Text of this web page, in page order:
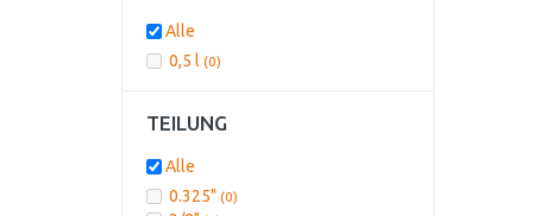
Alle
0,5 l (0)
TEILUNG
Alle
0.325" (0)